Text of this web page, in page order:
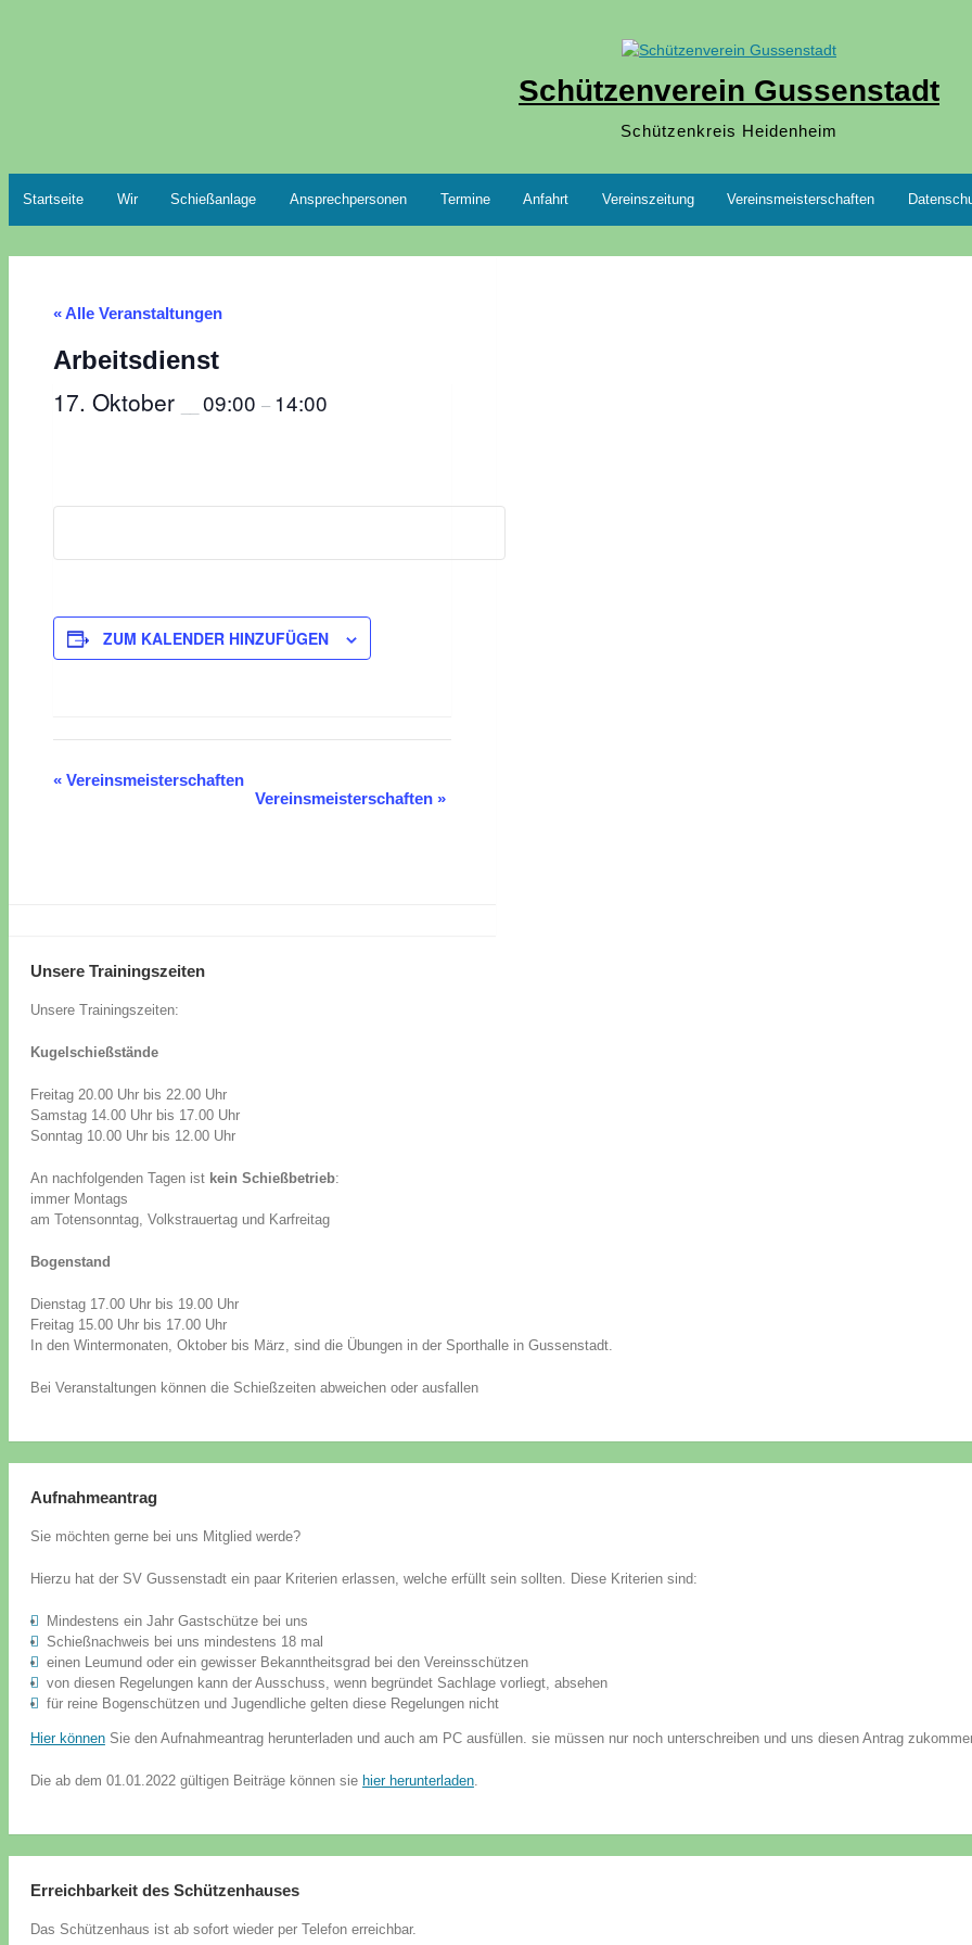
Schützenverein Gussenstadt
Schützenkreis Heidenheim
Startseite Wir Schießanlage Ansprechpersonen Termine Anfahrt Vereinszeitung Vereinsmeisterschaften
« Alle Veranstaltungen
Arbeitsdienst
17. Oktober 09:00 – 14:00
ZUM KALENDER HINZUFÜGEN
Veranstaltung-
« Vereinsmeisterschaften
Vereinsmeisterschaften »
Unsere Trainingszeiten
Unsere Trainingszeiten:
Kugelschießstände
Freitag 20.00 Uhr bis 22.00 Uhr
Samstag 14.00 Uhr bis 17.00 Uhr
Sonntag 10.00 Uhr bis 12.00 Uhr
An nachfolgenden Tagen istkein Schießbetrieb:
immer Montags
am Totensonntag, Volkstrauertag und Karfreitag
Bogenstand
Dienstag 17.00 Uhr bis 19.00 Uhr
Freitag 15.00 Uhr bis 17.00 Uhr
In den Wintermonaten, Oktober bis März, sind die Übungen in der Sporthalle in Gussenstadt.
Bei Veranstaltungen können die Schießzeiten abweichen oder ausfallen
Aufnahmeantrag
Sie möchten gerne bei uns Mitglied werde?
Hierzu hat der SV Gussenstadt ein paar Kriterien erlassen, welche erfüllt sein sollten. Diese Kriterien sind:
Mindestens ein Jahr Gastschütze bei uns
Schießnachweis bei uns mindestens 18 mal
einen Leumund oder ein gewisser Bekanntheitsgrad bei den Vereinsschützen
von diesen Regelungen kann der Ausschuss, wenn begründet Sachlage vorliegt, absehen
für reine Bogenschützen und Jugendliche gelten diese Regelungen nicht
Hier könnenSie den Aufnahmeantrag herunterladen und auch am PC ausfüllen. sie müssen nur noch unterschreiben und uns diesen Antrag
Die ab dem 01.01.2022 gültigen Beiträge können sie hier herunterladen.
Erreichbarkeit des Schützenhauses
Das Schützenhaus ist ab sofort wieder per Telefon erreichbar.